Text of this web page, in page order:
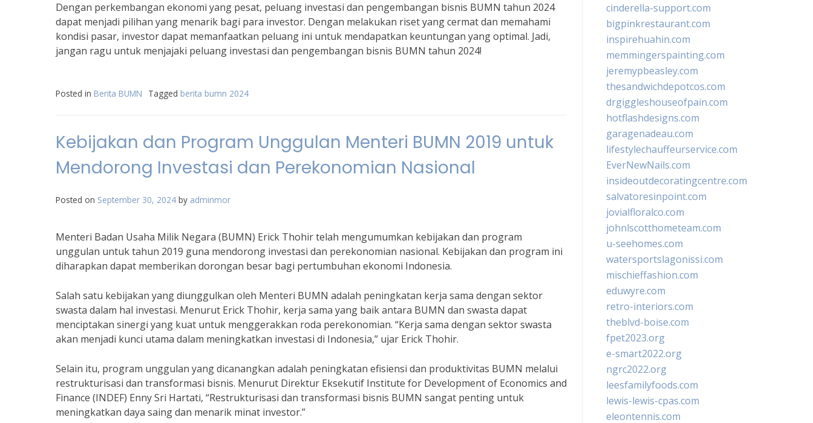
Dengan perkembangan ekonomi yang pesat, peluang investasi dan pengembangan bisnis BUMN tahun 2024
dapat menjadi pilihan yang menarik bagi para investor. Dengan melakukan riset yang cermat dan memahami
kondisi pasar, investor dapat memanfaatkan peluang ini untuk mendapatkan keuntungan yang optimal. Jadi,
jangan ragu untuk menjajaki peluang investasi dan pengembangan bisnis BUMN tahun 2024!
Posted in Berita BUMN Tagged berita bumn 2024
Kebijakan dan Program Unggulan Menteri BUMN 2019 untuk
Mendorong Investasi dan Perekonomian Nasional
Posted on September 30, 2024 by adminmor
Menteri Badan Usaha Milik Negara (BUMN) Erick Thohir telah mengumumkan kebijakan dan program
unggulan untuk tahun 2019 guna mendorong investasi dan perekonomian nasional. Kebijakan dan program ini
diharapkan dapat memberikan dorongan besar bagi pertumbuhan ekonomi Indonesia.
Salah satu kebijakan yang diunggulkan oleh Menteri BUMN adalah peningkatan kerja sama dengan sektor
swasta dalam hal investasi. Menurut Erick Thohir, kerja sama yang baik antara BUMN dan swasta dapat
menciptakan sinergi yang kuat untuk menggerakkan roda perekonomian. “Kerja sama dengan sektor swasta
akan menjadi kunci utama dalam meningkatkan investasi di Indonesia,” ujar Erick Thohir.
Selain itu, program unggulan yang dicanangkan adalah peningkatan efisiensi dan produktivitas BUMN melalui
restrukturisasi dan transformasi bisnis. Menurut Direktur Eksekutif Institute for Development of Economics and
Finance (INDEF) Enny Sri Hartati, “Restrukturisasi dan transformasi bisnis BUMN sangat penting untuk
meningkatkan daya saing dan menarik minat investor.”
cinderella-support.com
bigpinkrestaurant.com
inspirehuahin.com
memmingerspainting.com
jeremypbeasley.com
thesandwichdepotcos.com
drgiggleshouseofpain.com
hotflashdesigns.com
garagenadeau.com
lifestylechauffeurservice.com
EverNewNails.com
insideoutdecoratingcentre.com
salvatoresinpoint.com
jovialfloralco.com
johnlscotthometeam.com
u-seehomes.com
watersportslagonissi.com
mischieffashion.com
eduwyre.com
retro-interiors.com
theblvd-boise.com
fpet2023.org
e-smart2022.org
ngrc2022.org
leesfamilyfoods.com
lewis-lewis-cpas.com
eleontennis.com